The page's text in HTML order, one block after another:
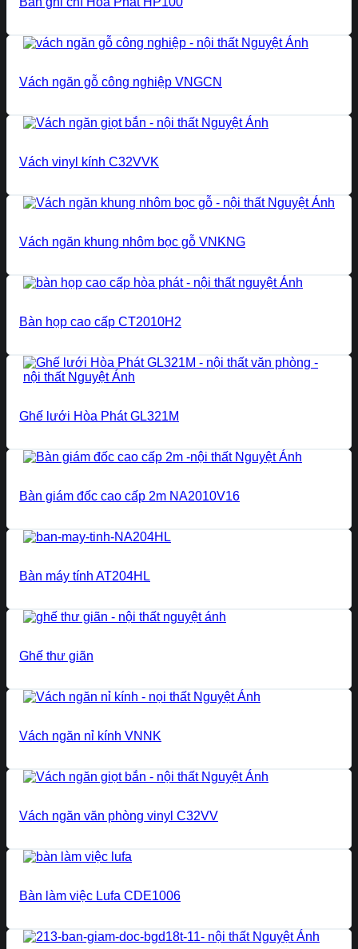
Vách ngăn gỗ công nghiệp VNGCN
Vách vinyl kính C32VVK
Vách ngăn khung nhôm bọc gỗ VNKNG
Bàn họp cao cấp CT2010H2
Ghế lưới Hòa Phát GL321M
Bàn giám đốc cao cấp 2m NA2010V16
Bàn máy tính AT204HL
Ghế thư giãn
Vách ngăn nỉ kính VNNK
Vách ngăn văn phòng vinyl C32VV
Bàn làm việc Lufa CDE1006